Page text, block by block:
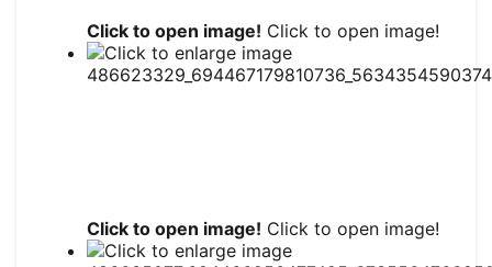
Click to open image! Click to open image!
Click to open image! Click to open image!